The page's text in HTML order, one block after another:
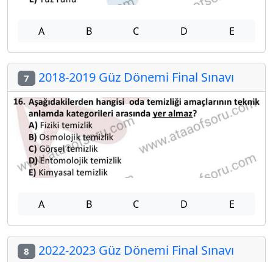
A B C D E
7 2018-2019 Güz Dönemi Final Sınavı
A B C D E
8 2022-2023 Güz Dönemi Final Sınavı